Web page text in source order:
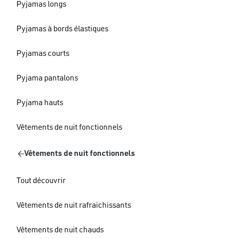
Pyjamas longs
Pyjamas à bords élastiques
Pyjamas courts
Pyjama pantalons
Pyjama hauts
Vêtements de nuit fonctionnels
Vêtements de nuit fonctionnels
Tout découvrir
Vêtements de nuit rafraichissants
Vêtements de nuit chauds